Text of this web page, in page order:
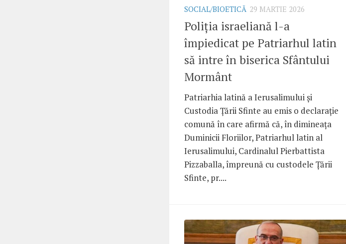
SOCIAL/BIOETICĂ 29 MARTIE 2026
Poliția israeliană l-a
împiedicat pe Patriarhul latin
să intre în biserica Sfântului
Mormânt
Patriarhia latină a Ierusalimului și
Custodia Țării Sfinte au emis o declarație
comună în care afirmă că, în dimineața
Duminicii Floriilor, Patriarhul latin al
Ierusalimului, Cardinalul Pierbattista
Pizzaballa, împreună cu custodele Țării
Sfinte, pr....